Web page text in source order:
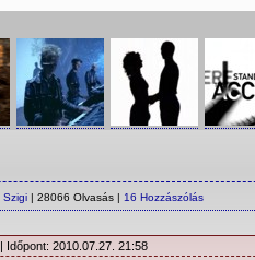
Szigi | 28066 Olvasás | 16 Hozzászólás
| Időpont: 2010.07.27. 21:58